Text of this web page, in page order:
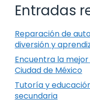
Entradas
Reparación de
diversión y
Encuentra la
Ciudad de México
Tutoría y
secundaria